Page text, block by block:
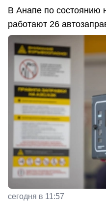
В Анапе по состоянию
работают 26
сегодня в 11:57